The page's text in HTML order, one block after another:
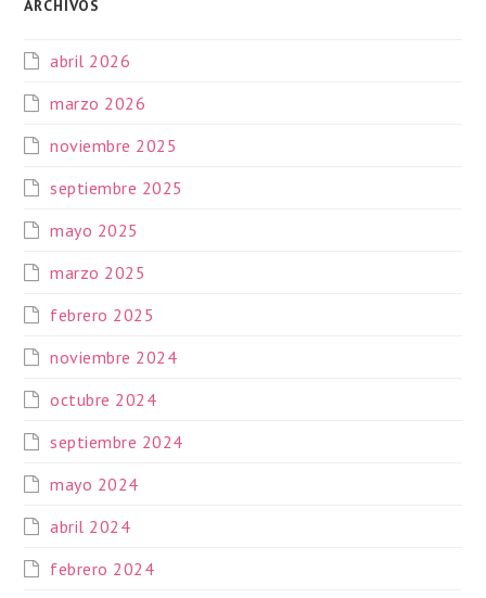
ARCHIVOS
abril 2026
marzo 2026
noviembre 2025
septiembre 2025
mayo 2025
marzo 2025
febrero 2025
noviembre 2024
octubre 2024
septiembre 2024
mayo 2024
abril 2024
febrero 2024